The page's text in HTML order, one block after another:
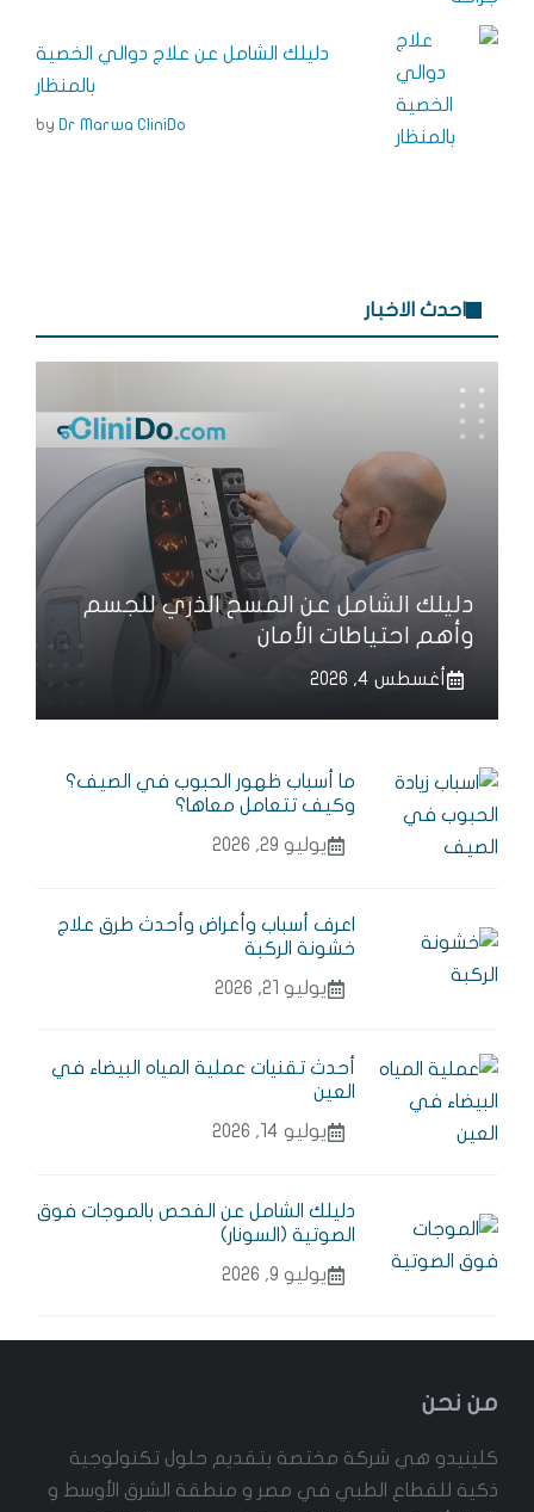
دليلك الشامل عن علاج دوالي الخصية
بالمنظار
by Dr Marwa CliniDo
احدث الاخبار
دليلك الشامل عن المسح الذري للجسم
وأهم احتياطات الأمان
أغسطس 4, 2026
ما أسباب ظهور الحبوب في الصيف؟
وكيف تتعامل معاها؟
يوليو 29, 2026
اعرف أسباب وأعراض وأحدث طرق علاج
خشونة الركبة
يوليو 21, 2026
أحدث تقنيات عملية المياه البيضاء في
العين
يوليو 14, 2026
دليلك الشامل عن الفحص بالموجات فوق
الصوتية (السونار)
يوليو 9, 2026
من نحن
كلينيدو هي شركة مختصة بتقديم حلول تكنولوجية
ذكية للقطاع الطبي في مصر و منطقة الشرق الأوسط و